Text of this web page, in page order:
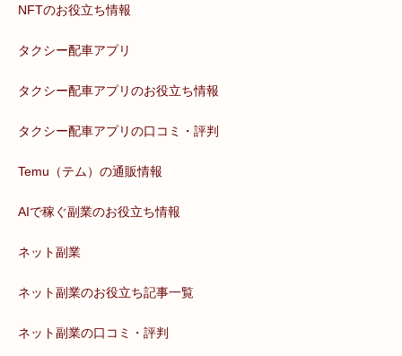
NFTのお役立ち情報
タクシー配車アプリ
タクシー配車アプリのお役立ち情報
タクシー配車アプリの口コミ・評判
Temu（テム）の通販情報
AIで稼ぐ副業のお役立ち情報
ネット副業
ネット副業のお役立ち記事一覧
ネット副業の口コミ・評判